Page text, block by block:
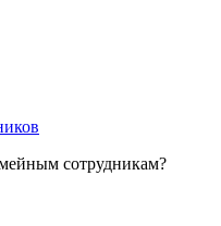
сотрудникам?